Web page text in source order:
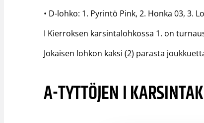
• D-lohko: 1. Pyrintö Pink, 2. Honka 03, 3.
I Kierroksen karsintalohkossa 1. on
Jokaisen lohkon kaksi (2) parasta
A-TYTTÖJEN I